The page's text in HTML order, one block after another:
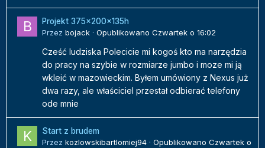
Projekt 375x200x135h
Przez bojack · Opublikowano Czwartek o 16:02
Cześć ludziska Polecicie mi kogoś kto ma narzędzia
do pracy na szybie w rozmiarze jumbo i moze mi ją
wkleić w mazowieckim. Byłem umówiony z Nexus już
dwa razy, ale właściciel przestał odbierać telefony
ode mnie
Start z brudem
Przez kozlowskibartlomiej94 · Opublikowano Czwartek o